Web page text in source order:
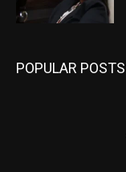
POPULAR POSTS